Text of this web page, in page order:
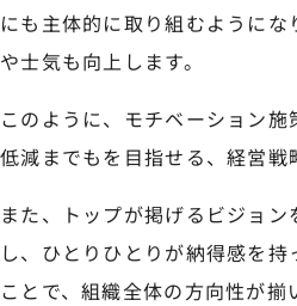
にも主体的に取り組むように
や士気も向上します。
このように、モチベーション
低減までもを目指せる、経営戦
また、トップが掲げるビジョ
し、ひとりひとりが納得感を
ことで、組織全体の方向性が揃